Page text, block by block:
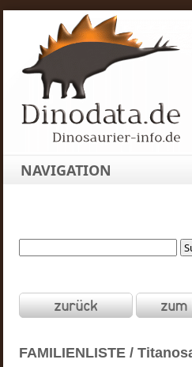
NAVIGATION
FAMILIENLISTE /